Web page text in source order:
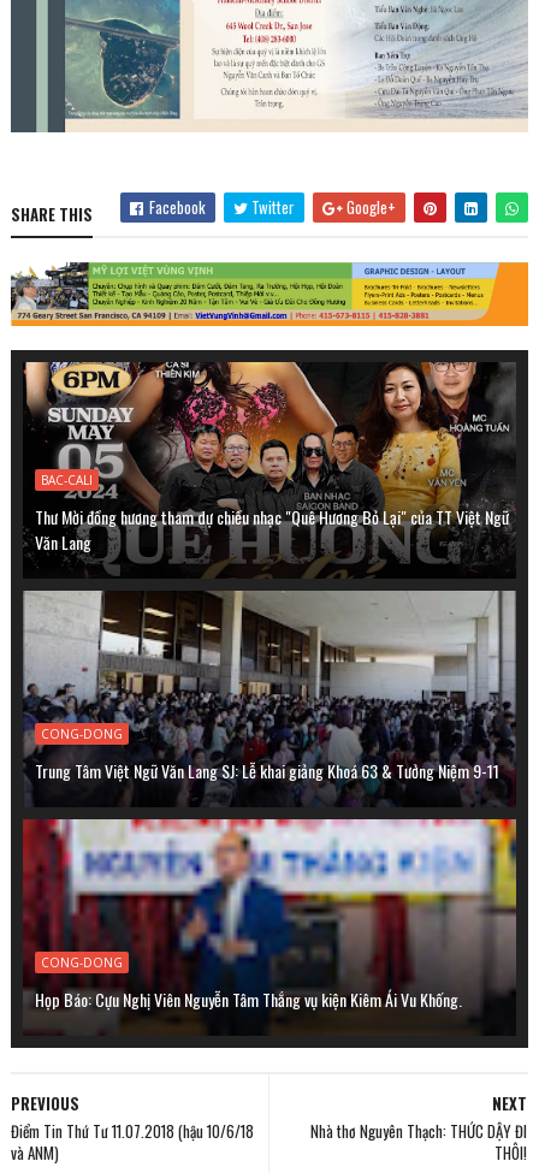
SHARE THIS Facebook Twitter Google+
BAC-CALI
Thư Mời đồng hương tham dự chiều nhạc "Quê Hương Bỏ Lại" của TT Việt Ngữ
Văn Lang
CONG-DONG
Trung Tâm Việt Ngữ Văn Lang SJ: Lễ khai giảng Khoá 63 & Tưởng Niệm 9-11
CONG-DONG
Họp Báo: Cựu Nghị Viên Nguyễn Tâm Thắng vụ kiện Kiêm Ái Vu Khống.
NEXT
Nhà thơ Nguyên Thạch: THỨC DẬY ĐI
THÔI!
PREVIOUS
Điểm Tin Thứ Tư 11.07.2018 (hậu 10/6/18
và ANM)